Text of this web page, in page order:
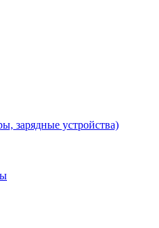
зарядные устройства)